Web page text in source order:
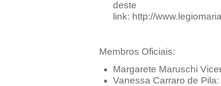
deste
link: http://
Membros Oficiais:
Margarete Maruschi
Vanessa Carraro de